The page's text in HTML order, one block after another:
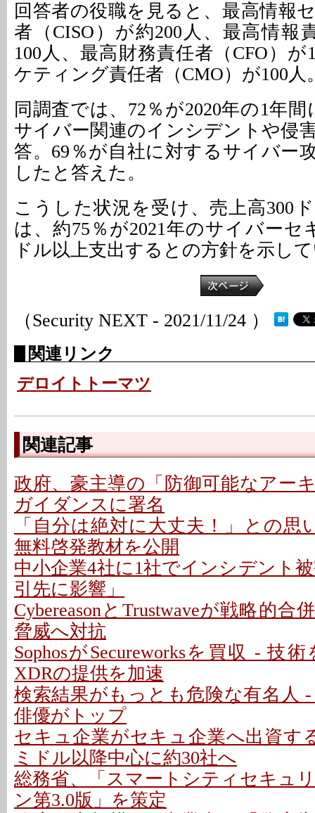
回答者の役職を見ると、最高情報
者（CISO）が約200人、最高情報
100人、最高財務責任者（CFO）が
ケティング責任者（CMO）が100人
同調査では、72％が2020年の1年
サイバー関連のインシデントや侵
答。69％が自社に対するサイバー
したと答えた。
こうした状況を受け、売上高300
は、約75％が2021年のサイバーセ
ドル以上支出するとの方針を示し
（Security NEXT - 2021/11/24 ）
関連リンク
デロイトトーマツ
関連記事
政府、豪主導の「防御可能なアー
ガイダンスに署名
「自分は絶対に大丈夫！」との思
無料啓発教材を公開
中小企業4社に1社でインシデント
引先に影響」
CybereasonとTrustwaveが戦略的合
脅威へ対抗
SophosがSecureworksを買収 - 技
XDRの提供を加速
検索結果がもっとも危険な有名人
俳優がトップ
セキュ企業がセキュ企業へ出資す
ミドル以降中心に約30社へ
総務省、「スマートシティセキュ
ン第3.0版」を策定